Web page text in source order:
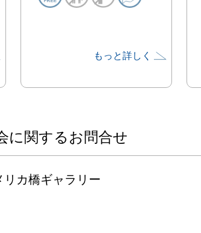
もっと詳しく
に関するお問合せ
リカ橋ギャラリー